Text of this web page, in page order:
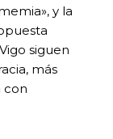
y la
siguen
más
con